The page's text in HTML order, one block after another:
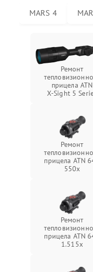
MARS 4
Ремонт
прицела ATN
X‑Sight 5
Ремонт
прицела ATN
550x
Ремонт
прицела ATN
1.515x